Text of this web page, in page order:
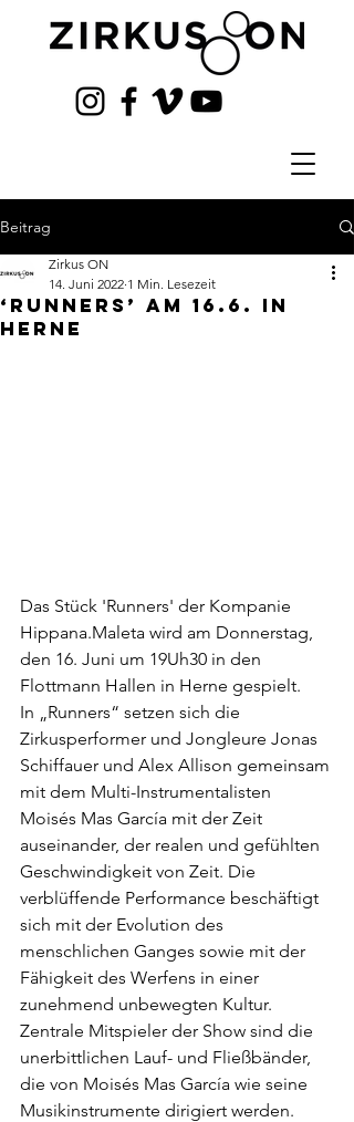
Beitrag
‘Runners’ am 16.6. in
Herne
Zirkus ON
14. Juni 2022 1 Min. Lesezeit
Das Stück 'Runners' der Kompanie
Hippana.Maleta wird am Donnerstag,
den 16. Juni um 19Uh30 in den
Flottmann Hallen in Herne gespielt.
In „Runners“ setzen sich die
Zirkusperformer und Jongleure Jonas
Schiffauer und Alex Allison gemeinsam
mit dem Multi-Instrumentalisten
Moisés Mas García mit der Zeit
auseinander, der realen und gefühlten
Geschwindigkeit von Zeit. Die
verblüffende Performance beschäftigt
sich mit der Evolution des
menschlichen Ganges sowie mit der
Fähigkeit des Werfens in einer
zunehmend unbewegten Kultur.
Zentrale Mitspieler der Show sind die
unerbittlichen Lauf- und Fließbänder,
die von Moisés Mas García wie seine
Musikinstrumente dirigiert werden.